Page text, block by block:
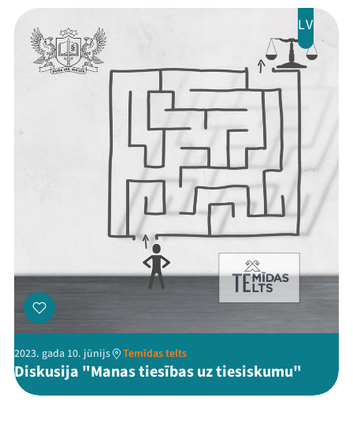
LV
2023. gada 10. jūnijs Temīdas telts
Diskusija "Manas tiesības uz tiesiskumu"